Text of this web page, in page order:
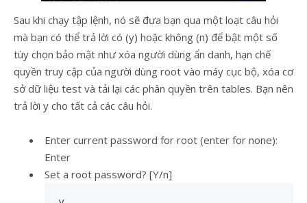
Sau khi chạy tập lệnh, nó sẽ đưa bạn qua một loạt câu hỏi
mà bạn có thể trả lời có (y) hoặc không (n) để bật một số
tùy chọn bảo mật như xóa người dùng ẩn danh, hạn chế
quyền truy cập của người dùng root vào máy cục bộ, xóa cơ
sở dữ liệu test và tải lại các phân quyền trên tables. Bạn nên
trả lời y cho tất cả các câu hỏi.
Enter current password for root (enter for none):
Enter
Set a root password? [Y/n]